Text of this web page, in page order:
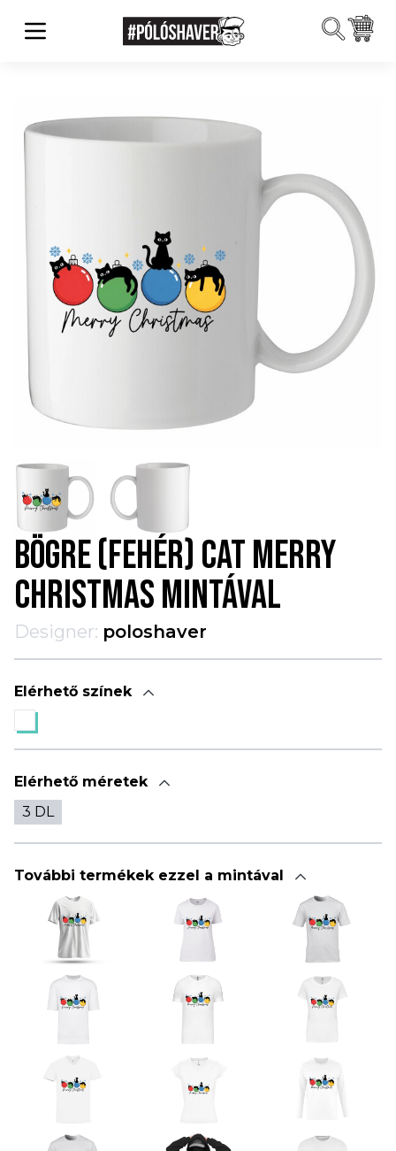
BÖGRE (FEHÉR) CAT MERRY
CHRISTMAS MINTÁVAL
Designer: poloshaver
Elérhető színek
Elérhető méretek
3 DL
További termékek ezzel a mintával